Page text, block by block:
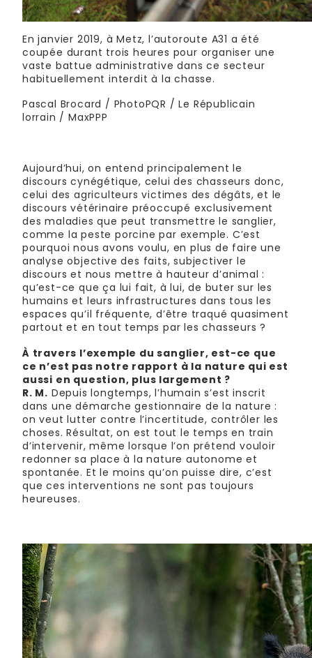
En janvier 2019, à Metz, l’autoroute A31 a été
coupée durant trois heures pour organiser une
vaste battue administrative dans ce secteur
habituellement interdit à la chasse.
Pascal Brocard / PhotoPQR / Le Républicain
lorrain / MaxPPP
Aujourd’hui, on entend principalement le
discours cynégétique, celui des chasseurs donc,
celui des agriculteurs victimes des dégâts, et le
discours vétérinaire préoccupé exclusivement
des maladies que peut transmettre le sanglier,
comme la peste porcine par exemple. C’est
pourquoi nous avons voulu, en plus de faire une
analyse objective des faits, subjectiver le
discours et nous mettre à hauteur d’animal :
qu’est-ce que ça lui fait, à lui, de buter sur les
humains et leurs infrastructures dans tous les
espaces qu’il fréquente, d’être traqué quasiment
partout et en tout temps par les chasseurs ?
À travers l’exemple du sanglier, est-ce que
ce n’est pas notre rapport à la nature qui est
aussi en question, plus largement ?
R. M. Depuis longtemps, l’humain s’est inscrit
dans une démarche gestionnaire de la nature :
on veut lutter contre l’incertitude, contrôler les
choses. Résultat, on est tout le temps en train
d’intervenir, même lorsque l’on prétend vouloir
redonner sa place à la nature autonome et
spontanée. Et le moins qu’on puisse dire, c’est
que ces interventions ne sont pas toujours
heureuses.